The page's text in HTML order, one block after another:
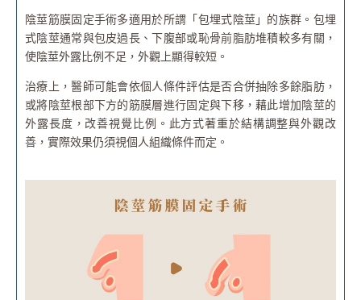
陰莖筋膜固定手術多適用於所謂「包埋式陰莖」的族群。包埋
式陰莖通常與包皮過長、下腹部或恥骨前脂肪堆積較多有關，
使陰莖外露比例不足，外觀上顯得較短。
治療上，醫師可能會依個人條件評估是否合併抽除多餘脂肪，
或將陰莖根部下方的筋膜層進行固定與下移，藉此增加陰莖的
外露長度，改善視覺比例。此方式著重於結構調整與外觀改
善，實際效果仍須視個人組織條件而定。